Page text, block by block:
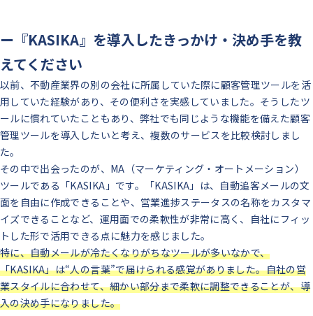
ー『KASIKA』を導入したきっかけ・決め手を教
えてください
以前、不動産業界の別の会社に所属していた際に顧客管理ツールを活
用していた経験があり、その便利さを実感していました。そうしたツ
ールに慣れていたこともあり、弊社でも同じような機能を備えた顧客
管理ツールを導入したいと考え、複数のサービスを比較検討しまし
た。
その中で出会ったのが、MA（マーケティング・オートメーション）
ツールである「KASIKA」です。「KASIKA」は、自動追客メールの文
面を自由に作成できることや、営業進捗ステータスの名称をカスタマ
イズできることなど、運用面での柔軟性が非常に高く、自社にフィッ
トした形で活用できる点に魅力を感じました。
特に、自動メールが冷たくなりがちなツールが多いなかで、
「KASIKA」は“人の言葉”で届けられる感覚がありました。自社の営
業スタイルに合わせて、細かい部分まで柔軟に調整できることが、導
入の決め手になりました。